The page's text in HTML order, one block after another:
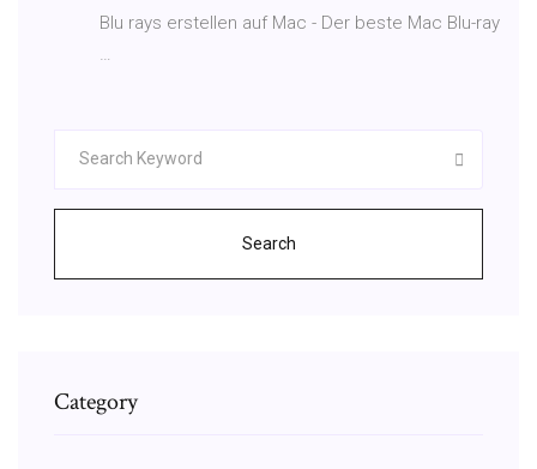
Blu rays erstellen auf Mac - Der beste Mac Blu-ray
…
Search
Category